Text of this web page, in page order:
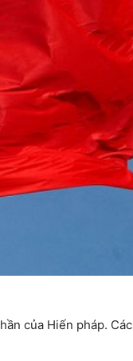
của Hiến pháp.